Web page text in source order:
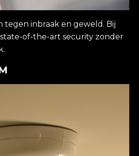
tegen inbraak en geweld. Bij
state-of-the-art security zonder